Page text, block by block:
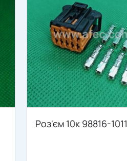
Роз'єм 10к 98816-1011